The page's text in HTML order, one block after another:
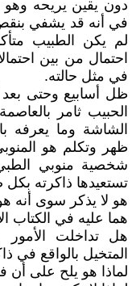
دون يقين يريحه
في أنه قد يشفي
لم يكن الطبيب
احتمال من بين
في مثل حالته.
الحبيب ثامر
الشاشة وما يعرفه
ظهر وتكلم هو
شخصية منوبي
تستعيدها ذاكرته
هو لا يذكر سوى أنه
هما عليه في الكتاب
هل تداخلت
المتخيل بالواقع في
لماذا هو يلح على أن